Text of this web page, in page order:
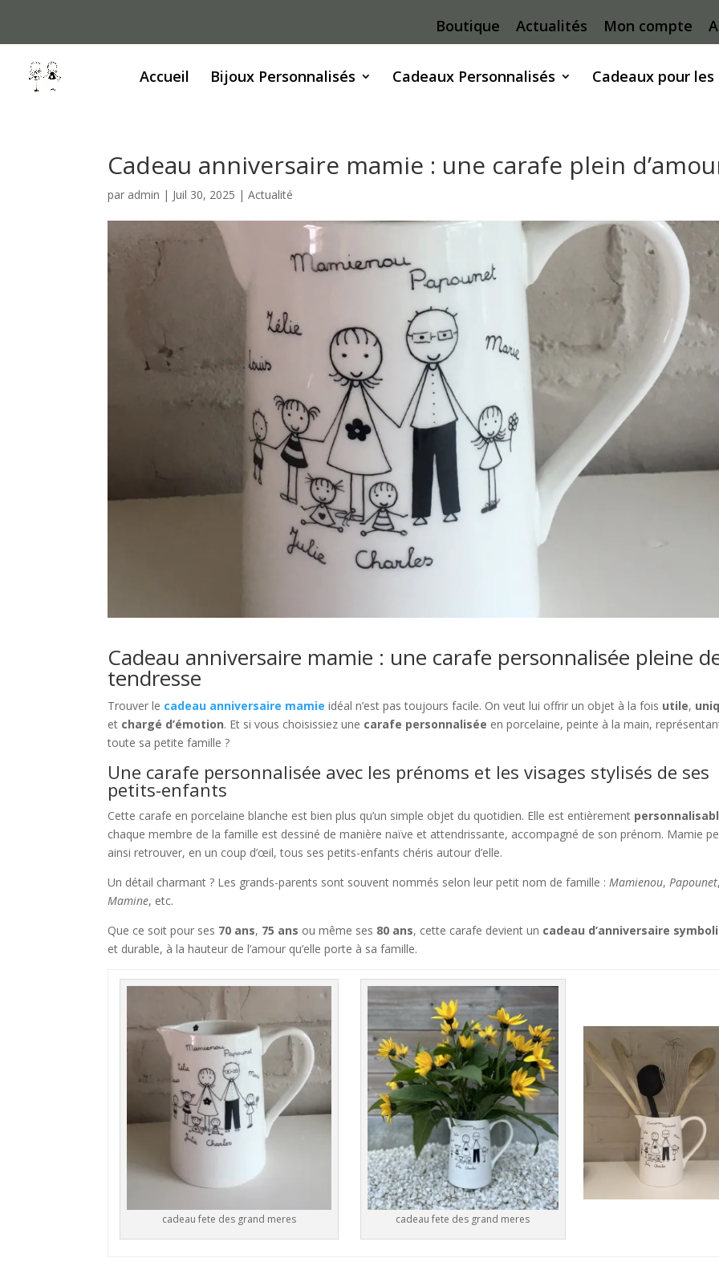
Boutique Actualités Mon compte
Accueil Bijoux Personnalisés Cadeaux Personnalisés Cadeaux pour les
Cadeau anniversaire mamie : une carafe plein
par admin | Juil 30, 2025 |Actualité
Cadeau anniversaire mamie : une carafe personnalisée pleine
tendresse
Trouver le cadeau anniversaire mamie idéal n’est pas toujours facile. On veut lui offrir un objet à la fois utile,
et chargé d’émotion. Et si vous choisissiez une carafe personnalisée en porcelaine, peinte à la main,
toute sa petite famille ?
Une carafe personnalisée avec les prénoms et les visages stylisés de ses
petits-enfants
Cette carafe en porcelaine blanche est bien plus qu’un simple objet du quotidien. Elle est entièrement
chaque membre de la famille est dessiné de manière naïve et attendrissante, accompagné de son prénom. Mamie
ainsi retrouver, en un coup d’œil, tous ses petits-enfants chéris autour d’elle.
Un détail charmant ? Les grands-parents sont souvent nommés selon leur petit nom de famille : Mamienou, Papounet
Mamine, etc.
Que ce soit pour ses 70 ans, 75 ans ou même ses 80 ans, cette carafe devient un cadeau d’anniversaire
et durable, à la hauteur de l’amour qu’elle porte à sa famille.
cadeau fete des grand meres cadeau fete des grand meres